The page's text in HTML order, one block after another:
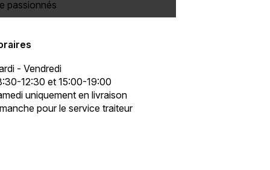
passionnés
- Vendredi
12:30 et 15:00-19:00
uniquement en livraison
pour le service traiteur